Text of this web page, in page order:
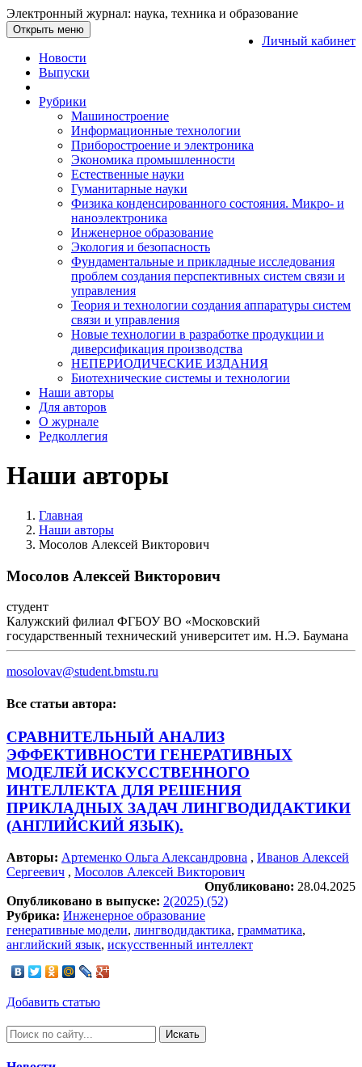
Электронный журнал: наука, техника и образование
Личный кабинет
Открыть меню
Новости
Выпуски
Рубрики
Машиностроение
Информационные технологии
Приборостроение и электроника
Экономика промышленности
Естественные науки
Гуманитарные науки
Физика конденсированного состояния. Микро- и
наноэлектроника
Инженерное образование
Экология и безопасность
Фундаментальные и прикладные исследования
проблем создания перспективных систем связи и
управления
Теория и технологии создания аппаратуры систем
связи и управления
Новые технологии в разработке продукции и
диверсификация производства
НЕПЕРИОДИЧЕСКИЕ ИЗДАНИЯ
Биотехнические системы и технологии
Наши авторы
Для авторов
О журнале
Редколлегия
Наши авторы
Главная
Наши авторы
Мосолов Алексей Викторович
Мосолов Алексей Викторович
студент
Калужский филиал ФГБОУ ВО «Московский
государственный технический университет им. Н.Э. Баумана
mosolovav@student.bmstu.ru
Все статьи автора:
СРАВНИТЕЛЬНЫЙ АНАЛИЗ
ЭФФЕКТИВНОСТИ ГЕНЕРАТИВНЫХ
МОДЕЛЕЙ ИСКУССТВЕННОГО
ИНТЕЛЛЕКТА ДЛЯ РЕШЕНИЯ
ПРИКЛАДНЫХ ЗАДАЧ ЛИНГВОДИДАКТИКИ
(АНГЛИЙСКИЙ ЯЗЫК).
Авторы: Артеменко Ольга Александровна , Иванов Алексей
Сергеевич , Мосолов Алексей Викторович
Опубликовано: 28.04.2025
Опубликовано в выпуске: 2(2025) (52)
Рубрика: Инженерное образование
генеративные модели, лингводидактика, грамматика,
английский язык, искусственный интеллект
Добавить статью
Искать